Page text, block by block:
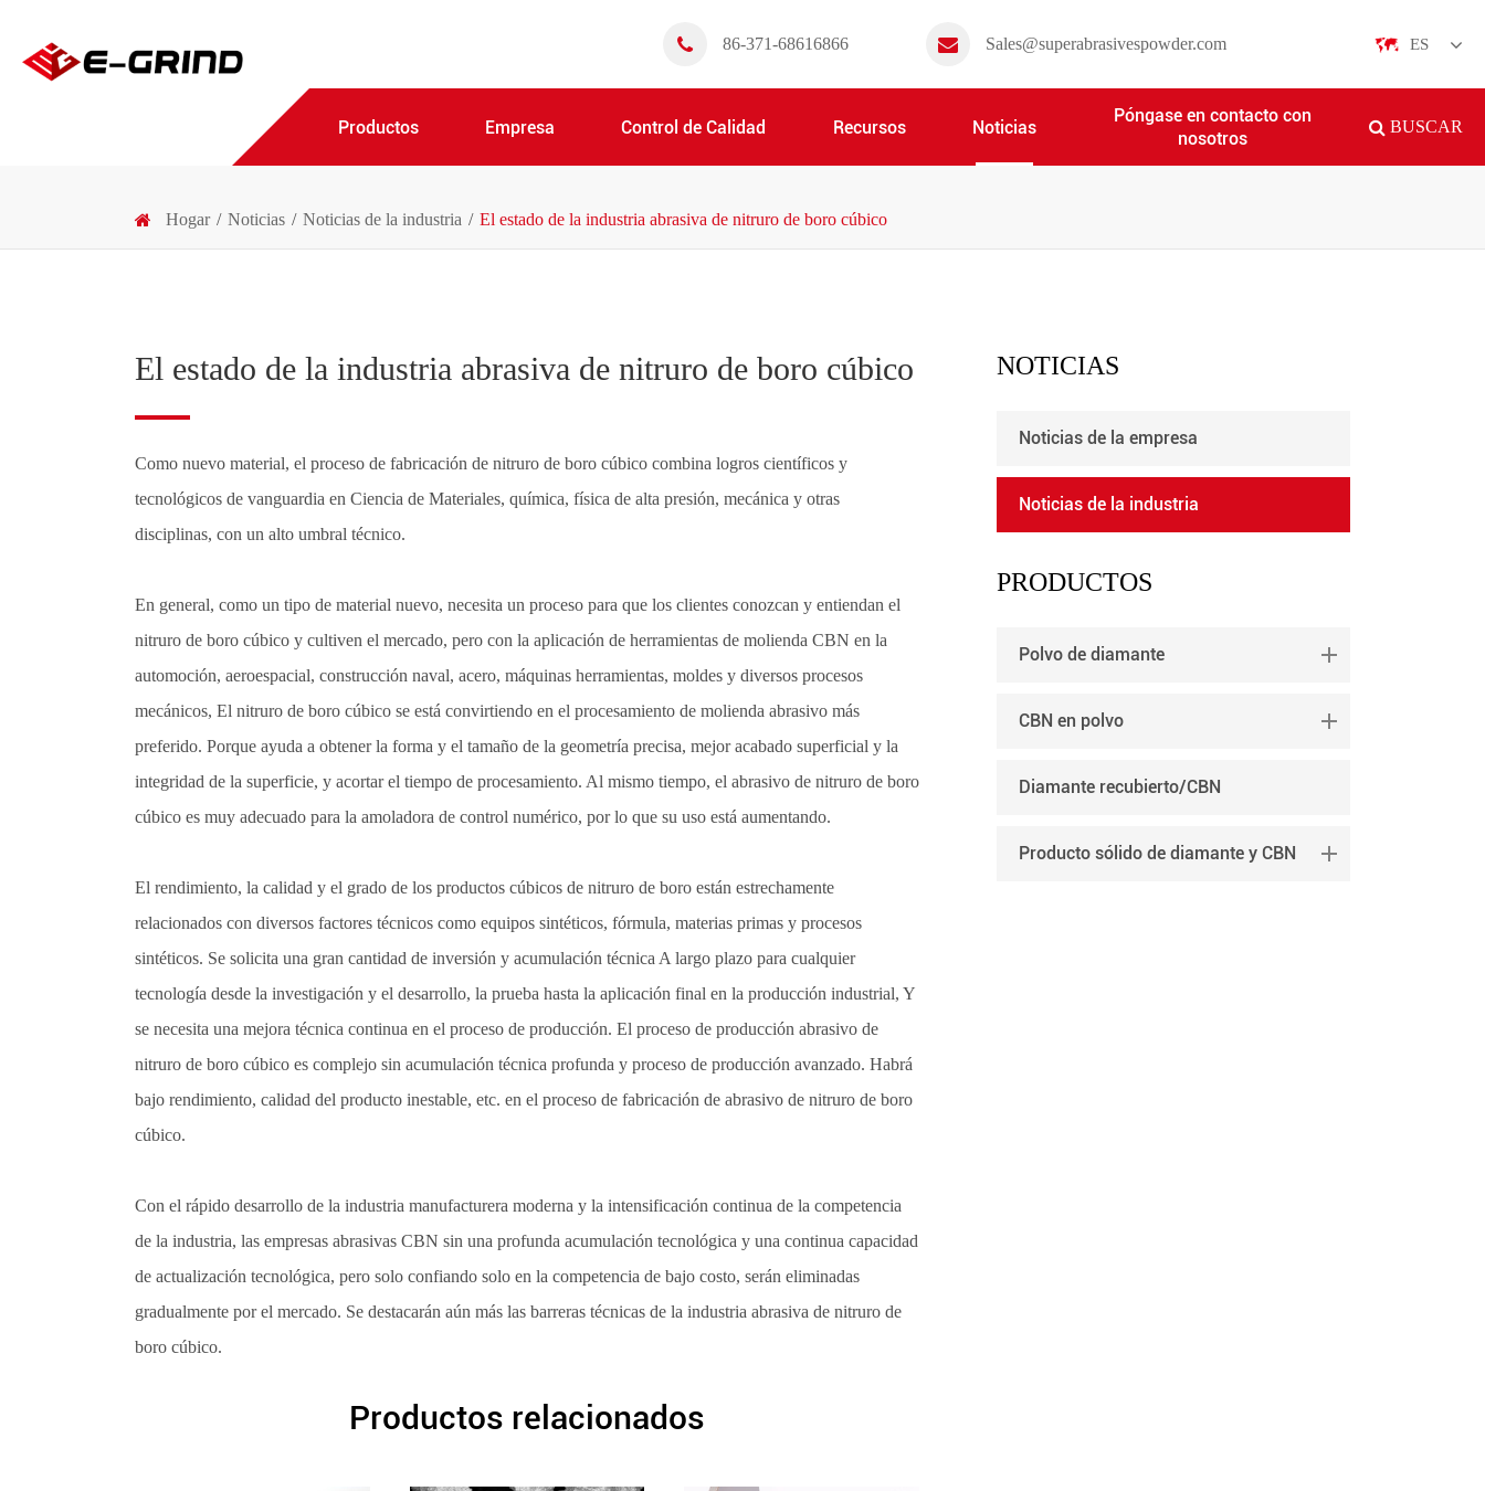
86-371-68616866 Sales@superabrasivespowder.com ES
English
français
Productos Empresa Control de Calidad Recursos Noticias
Póngase en contacto con
nosotros
BUSCAR
Hogar Noticias Noticias de la industria El estado de la industria abrasiva de nitruro de boro cúbico
El estado de la industria abrasiva de nitruro de boro cúbico
Como nuevo material, el proceso de fabricación de nitruro de boro cúbico combina logros científicos y
tecnológicos de vanguardia en Ciencia de Materiales, química, física de alta presión, mecánica y otras
disciplinas, con un alto umbral técnico.
En general, como un tipo de material nuevo, necesita un proceso para que los clientes conozcan y entiendan el
nitruro de boro cúbico y cultiven el mercado, pero con la aplicación de herramientas de molienda CBN en la
automoción, aeroespacial, construcción naval, acero, máquinas herramientas, moldes y diversos procesos
mecánicos, El nitruro de boro cúbico se está convirtiendo en el procesamiento de molienda abrasivo más
preferido. Porque ayuda a obtener la forma y el tamaño de la geometría precisa, mejor acabado superficial y la
integridad de la superficie, y acortar el tiempo de procesamiento. Al mismo tiempo, el abrasivo de nitruro de boro
cúbico es muy adecuado para la amoladora de control numérico, por lo que su uso está aumentando.
El rendimiento, la calidad y el grado de los productos cúbicos de nitruro de boro están estrechamente
relacionados con diversos factores técnicos como equipos sintéticos, fórmula, materias primas y procesos
sintéticos. Se solicita una gran cantidad de inversión y acumulación técnica A largo plazo para cualquier
tecnología desde la investigación y el desarrollo, la prueba hasta la aplicación final en la producción industrial, Y
se necesita una mejora técnica continua en el proceso de producción. El proceso de producción abrasivo de
nitruro de boro cúbico es complejo sin acumulación técnica profunda y proceso de producción avanzado. Habrá
bajo rendimiento, calidad del producto inestable, etc. en el proceso de fabricación de abrasivo de nitruro de boro
cúbico.
Con el rápido desarrollo de la industria manufacturera moderna y la intensificación continua de la competencia
de la industria, las empresas abrasivas CBN sin una profunda acumulación tecnológica y una continua capacidad
de actualización tecnológica, pero solo confiando solo en la competencia de bajo costo, serán eliminadas
gradualmente por el mercado. Se destacarán aún más las barreras técnicas de la industria abrasiva de nitruro de
boro cúbico.
Productos relacionados
NOTICIAS
Noticias de la empresa
Noticias de la industria
PRODUCTOS
Polvo de diamante
CBN en polvo
Diamante recubierto/CBN
Producto sólido de diamante y CBN